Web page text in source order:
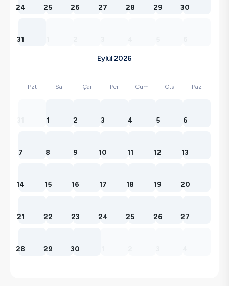
24 25 26 27 28 29 30
31
Eylül 2026
Pzt Sal Çar Per Cum Cts Paz
1 2 3 4 5 6
7 8 9 10 11 12 13
14 15 16 17 18 19 20
21 22 23 24 25 26 27
28 29 30